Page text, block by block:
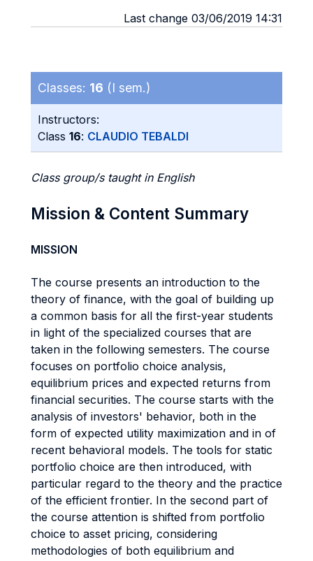
Last change 03/06/2019 14:31
Classes: 16 (I sem.)
Instructors:
Class 16: CLAUDIO TEBALDI
Class group/s taught in English
Mission & Content Summary
MISSION
The course presents an introduction to the
theory of finance, with the goal of building up
a common basis for all the first-year students
in light of the specialized courses that are
taken in the following semesters. The course
focuses on portfolio choice analysis,
equilibrium prices and expected returns from
financial securities. The course starts with the
analysis of investors' behavior, both in the
form of expected utility maximization and in of
recent behavioral models. The tools for static
portfolio choice are then introduced, with
particular regard to the theory and the practice
of the efficient frontier. In the second part of
the course attention is shifted from portfolio
choice to asset pricing, considering
methodologies of both equilibrium and